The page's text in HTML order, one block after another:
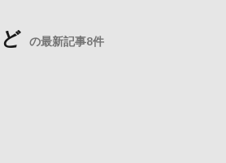
の最新記事8件